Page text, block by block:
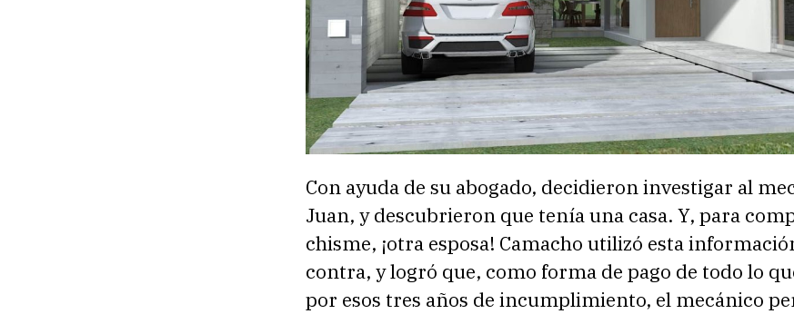
Con ayuda de su abogado, decidieron investigar al
Juan, y descubrieron que tenía una casa. Y, para
chisme, ¡otra esposa! Camacho utilizó esta
contra, y logró que, como forma de pago de todo lo
por esos tres años de incumplimiento, el mecánico